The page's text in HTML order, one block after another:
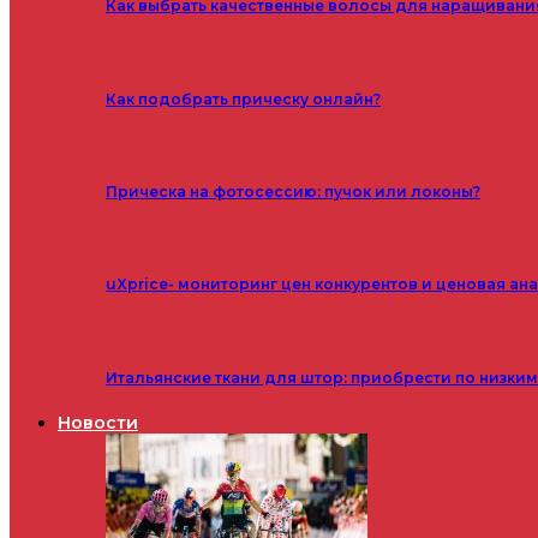
Как выбрать качественные волосы для
Как подобрать прическу онлайн?
Прическа на фотосессию: пучок или локоны?
uXprice- мониторинг цен конкурентов и ценовая
Итальянские ткани для штор: приобрести по
Новости